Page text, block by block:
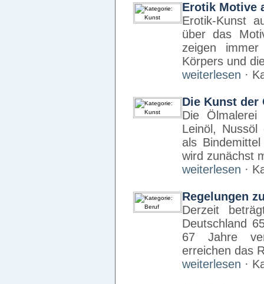
Erotik Motive
Erotik-Kunst
über das
zeigen
Körpers und
weiterlesen ·
Die Kunst der
Die
Leinöl, Nussöl
als
wird zunächst
weiterlesen ·
Regelungen
Derzeit
Deutschland
67 Jahre
erreichen das
weiterlesen ·